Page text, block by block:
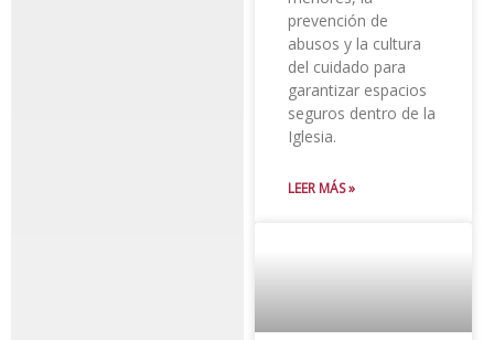
prevención de
abusos y la cultura
del cuidado para
garantizar espacios
seguros dentro de la
Iglesia.
LEER MÁS »